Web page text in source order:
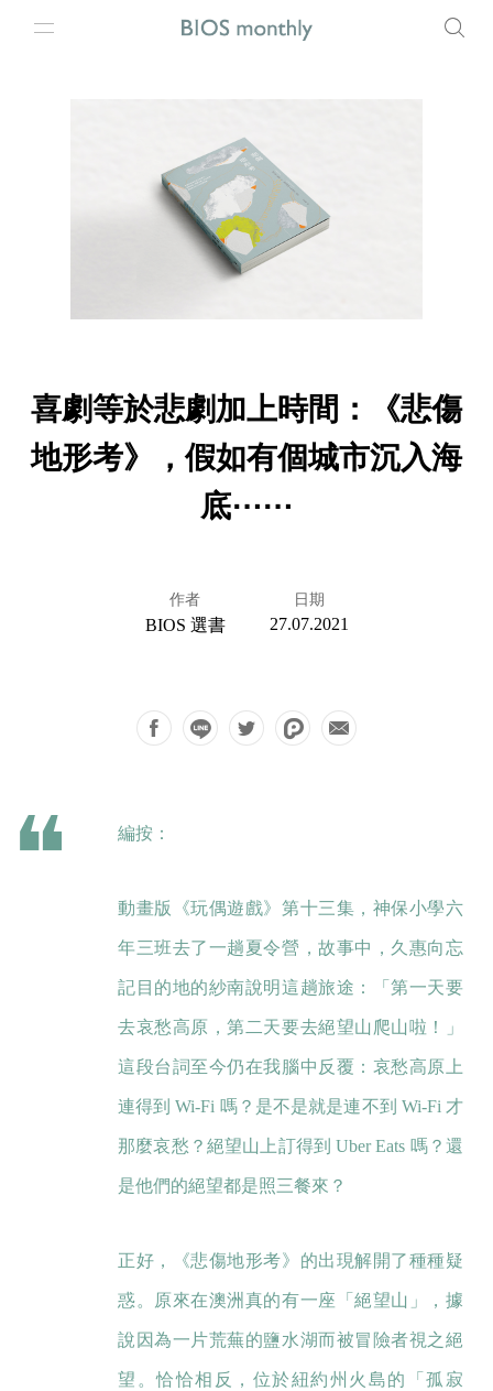
喜劇等於悲劇加上時間：《悲傷
地形考》，假如有個城市沉入海
底⋯⋯
作者
BIOS 選書
日期
27.07.2021
編按：
動畫版《玩偶遊戲》第十三集，神保小學六
年三班去了一趟夏令營，故事中，久惠向忘
記目的地的紗南說明這趟旅途：「第一天要
去哀愁高原，第二天要去絕望山爬山啦！」
這段台詞至今仍在我腦中反覆：哀愁高原上
連得到 Wi-Fi 嗎？是不是就是連不到 Wi-Fi 才
那麼哀愁？絕望山上訂得到 Uber Eats 嗎？還
是他們的絕望都是照三餐來？
正好，《悲傷地形考》的出現解開了種種疑
惑。原來在澳洲真的有一座「絕望山」，據
說因為一片荒蕪的鹽水湖而被冒險者視之絕
望。恰恰相反，位於紐約州火島的「孤寂